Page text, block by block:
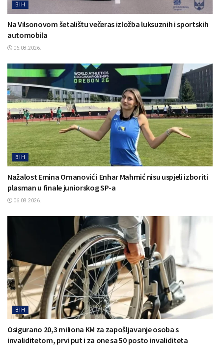
BIH
Na Vilsonovom šetalištu večeras izložba luksuznih i sportskih
automobila
06.08.2026.
BIH
Nažalost Emina Omanović i Enhar Mahmić nisu uspjeli izboriti
plasman u finale juniorskog SP-a
06.08.2026.
BIH
Osigurano 20,3 miliona KM za zapošljavanje osoba s
invaliditetom, prvi put i za one sa 50 posto invaliditeta